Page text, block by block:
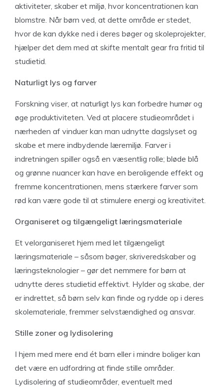
aktiviteter, skaber et miljø, hvor koncentrationen kan
blomstre. Når børn ved, at dette område er stedet,
hvor de kan dykke ned i deres bøger og skoleprojekter,
hjælper det dem med at skifte mentalt gear fra fritid til
studietid.
Naturligt lys og farver
Forskning viser, at naturligt lys kan forbedre humør og
øge produktiviteten. Ved at placere studieområdet i
nærheden af vinduer kan man udnytte dagslyset og
skabe et mere indbydende læremiljø. Farver i
indretningen spiller også en væsentlig rolle; bløde blå
og grønne nuancer kan have en beroligende effekt og
fremme koncentrationen, mens stærkere farver som
rød kan være gode til at stimulere energi og kreativitet.
Organiseret og tilgængeligt læringsmateriale
Et velorganiseret hjem med let tilgængeligt
læringsmateriale – såsom bøger, skriveredskaber og
læringsteknologier – gør det nemmere for børn at
udnytte deres studietid effektivt. Hylder og skabe, der
er indrettet, så børn selv kan finde og rydde op i deres
skolemateriale, fremmer selvstændighed og ansvar.
Stille zoner og lydisolering
I hjem med mere end ét barn eller i mindre boliger kan
det være en udfordring at finde stille områder.
Lydisolering af studieområder, eventuelt med